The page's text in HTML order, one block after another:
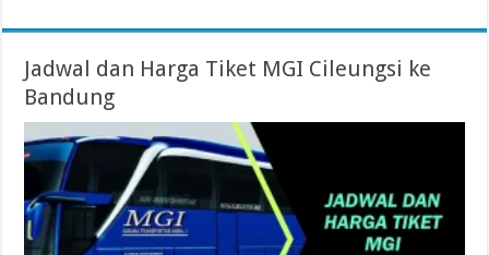
Jadwal dan Harga Tiket MGI Cileungsi ke
Bandung